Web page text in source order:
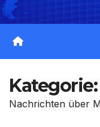
Kategorie:
Nachrichten über